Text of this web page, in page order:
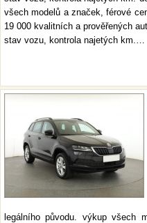
všech modelů a značek, férové
19 000 kvalitních a prověřených
stav vozu, kontrola najetých km.…
legálního původu. výkup všech